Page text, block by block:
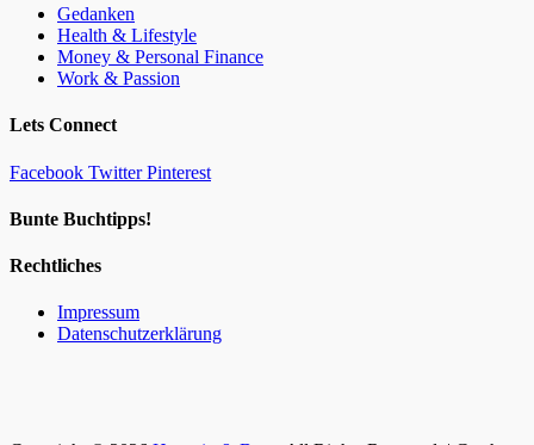
Gedanken
Health & Lifestyle
Money & Personal Finance
Work & Passion
Lets Connect
Facebook Twitter Pinterest
Bunte Buchtipps!
Rechtliches
Impressum
Datenschutzerklärung